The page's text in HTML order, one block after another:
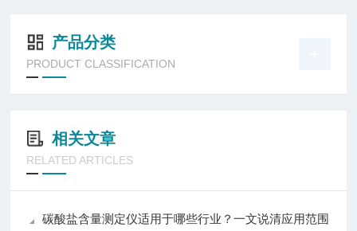
产品分类
PRODUCT CLASSIFICATION
相关文章
RELATED ARTICLES
碳酸盐含量测定仪适用于哪些行业？一文说清应用范围